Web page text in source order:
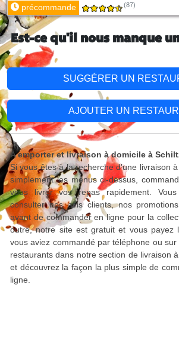
précommande (87)
Est-ce qu'il nous manque
SUGGÉRER UN
AJOUTER UN
A emporter et livraison à domicile à
Si vous êtes à la recherche d'une livraison
simplement les menus ci-dessus,
vous livrer vos repas rapidement. Vous
consulter nos avis clients, nos
avant de commander en ligne pour la
outre, notre site est gratuit et vous payez
vous aviez commandé par téléphone ou
restaurants dans notre section de livraison
et découvrez la façon la plus simple de
ligne.